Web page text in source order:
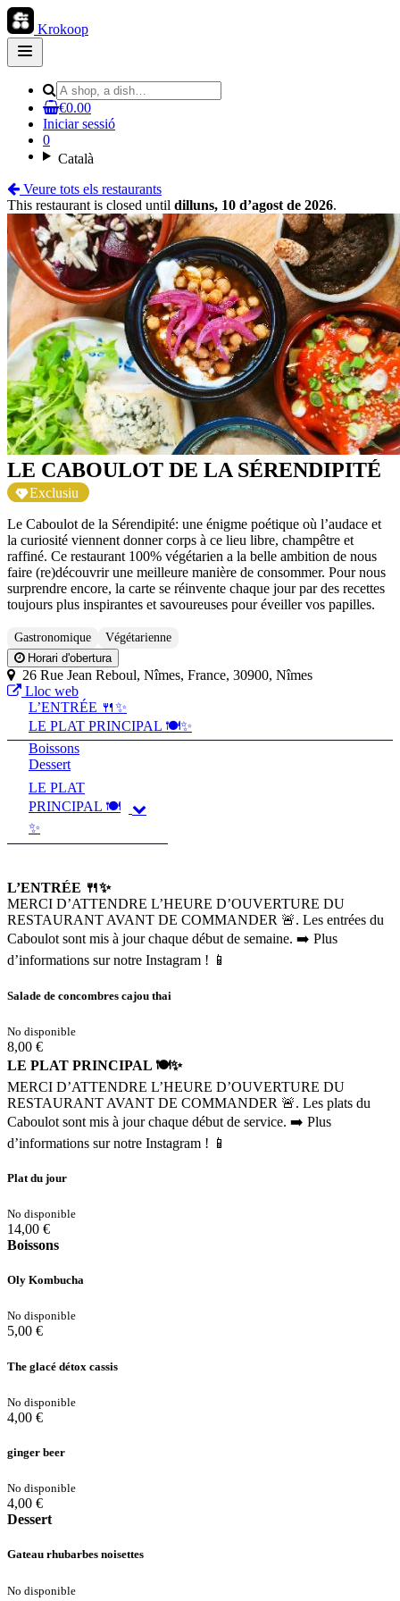
Krokoop
Open
main
€0.00
Iniciar sessió
0
Català
Veure tots els restaurants
This restaurant is closed until dilluns, 10 d’agost de 2026.
LE CABOULOT DE LA SÉRENDIPITÉ
Exclusiu
Le Caboulot de la Sérendipité: une énigme poétique où l’audace et
la curiosité viennent donner corps à ce lieu libre, champêtre et
raffiné. Ce restaurant 100% végétarien a la belle ambition de nous
faire (re)découvrir une meilleure manière de consommer. Pour nous
surprendre encore, la carte se réinvente chaque jour par des recettes
toujours plus inspirantes et savoureuses pour éveiller vos papilles.
Gastronomique
Végétarienne
Horari d'obertura
26 Rue Jean Reboul, Nîmes, France, 30900, Nîmes
Lloc web
L’ENTRÉE 🍴✨
LE PLAT PRINCIPAL 🍽️✨
Boissons
Dessert
LE PLAT
PRINCIPAL 🍽️
✨
L’ENTRÉE 🍴✨
MERCI D’ATTENDRE L’HEURE D’OUVERTURE DU
RESTAURANT AVANT DE COMMANDER 🚨. Les entrées du
Caboulot sont mis à jour chaque début de semaine. ➡️ Plus
d’informations sur notre Instagram ! 📱
Salade de concombres cajou thai
No disponible
8,00 €
LE PLAT PRINCIPAL 🍽️✨
MERCI D’ATTENDRE L’HEURE D’OUVERTURE DU
RESTAURANT AVANT DE COMMANDER 🚨. Les plats du
Caboulot sont mis à jour chaque début de service. ➡️ Plus
d’informations sur notre Instagram ! 📱
Plat du jour
No disponible
14,00 €
Boissons
Oly Kombucha
No disponible
5,00 €
The glacé détox cassis
No disponible
4,00 €
ginger beer
No disponible
4,00 €
Dessert
Gateau rhubarbes noisettes
No disponible